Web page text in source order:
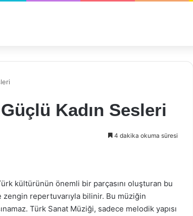
Kadın Sesleri
4 dakika okuma süresi
kültürünün önemli bir parçasını oluşturan bu
repertuvarıyla bilinir. Bu müziğin
Türk Sanat Müziği, sadece melodik yapısı